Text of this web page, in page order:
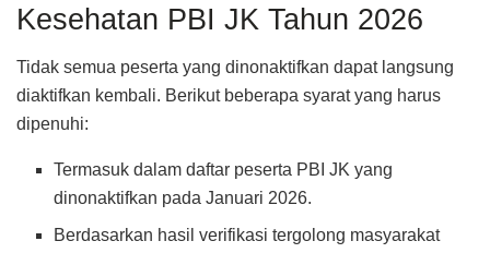
Kesehatan PBI JK Tahun 2026
Tidak semua peserta yang dinonaktifkan dapat langsung
diaktifkan kembali. Berikut beberapa syarat yang harus
dipenuhi:
Termasuk dalam daftar peserta PBI JK yang
dinonaktifkan pada Januari 2026.
Berdasarkan hasil verifikasi tergolong masyarakat